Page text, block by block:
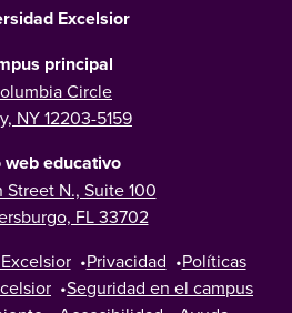
Excelsior
principal
Circle
NY 12203-5159
web educativo
N., Suite 100
FL 33702
•Privacidad •Políticas
•Seguridad en el campus